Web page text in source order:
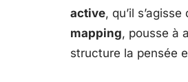
active, qu’il s’agisse
mapping, pousse à
structure la pensée